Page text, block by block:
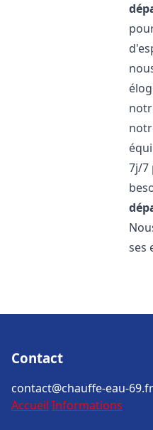
7j/7
ses
Contact
contact@chauffe-eau-69.fr
Accueil Informations